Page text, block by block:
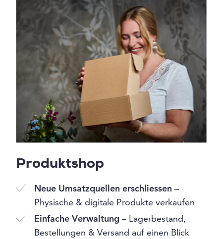
Produktshop
Neue Umsatzquellen erschliessen –
Physische & digitale Produkte verkaufen
Einfache Verwaltung – Lagerbestand,
Bestellungen & Versand auf einen Blick